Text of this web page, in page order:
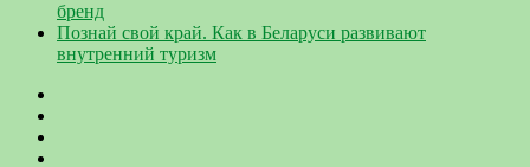
бренд
Познай свой край. Как в Беларуси развивают
внутренний туризм